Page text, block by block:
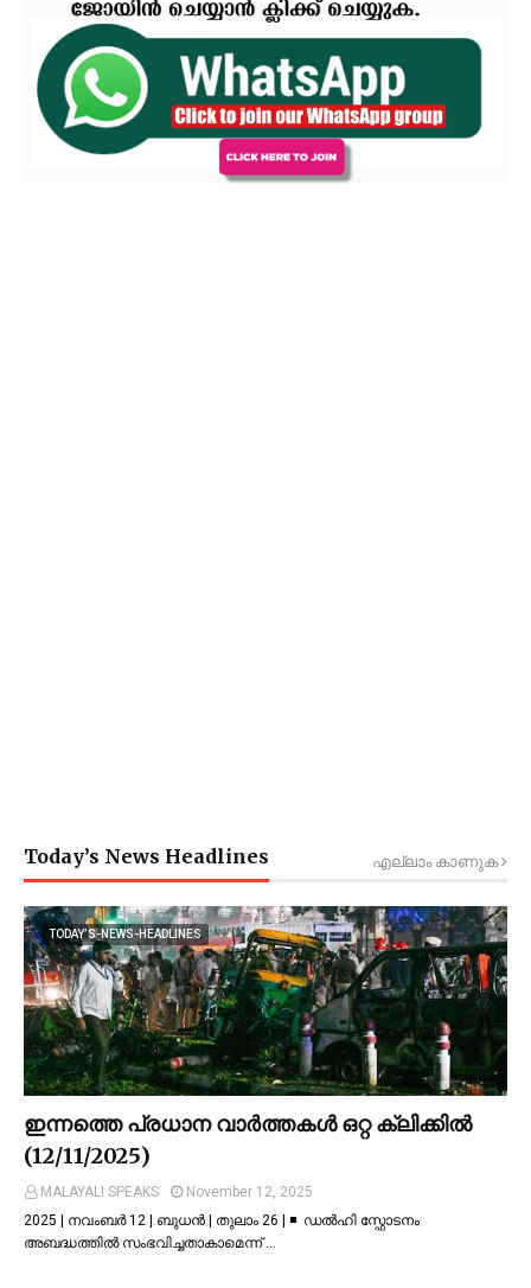
Today’s News Headlines എല്ലാം കാണുക
TODAY’S-NEWS-HEADLINES
ഇന്നത്തെ പ്രധാന വാർത്തകൾ ഒറ്റ ക്ലിക്കിൽ
(12/11/2025)
MALAYALI SPEAKS
November 12, 2025
2025 | നവംബർ 12 | ബുധൻ | തുലാം 26 | ◾ ഡല്‍ഹി സ്ഫോടനം
അബദ്ധത്തില്‍ സംഭവിച്ചതാകാമെന്ന് …